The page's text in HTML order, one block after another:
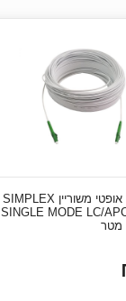
כבל גישור אופטי משוריין SIMPLEX
SINGLE MODE LC/